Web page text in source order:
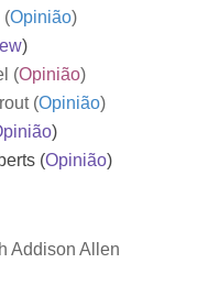
(Opinião)
)
(Opinião)
(Opinião)
)
(Opinião)
Addison Allen